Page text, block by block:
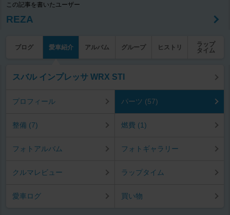
この記事を書いたユーザー
REZA
ブログ 愛車紹介 アルバム グループ ヒストリ
ラップ
タイム
スバル インプレッサ WRX STI
プロフィール パーツ (57)
整備 (7) 燃費 (1)
フォトアルバム フォトギャラリー
クルマレビュー ラップタイム
愛車ログ 買い物